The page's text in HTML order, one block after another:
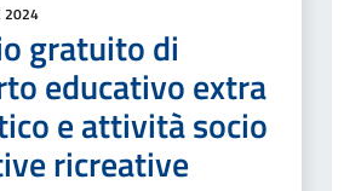
2024
gratuito di
educativo extra
e attività socio
ricreative